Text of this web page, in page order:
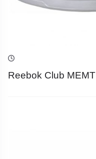
Reebok Club MEMT